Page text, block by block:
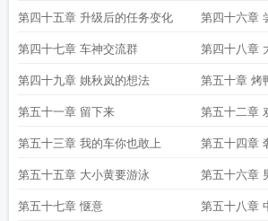
第四十五章 升级后的任务变化 第四十六章
第四十七章 车神交流群 第四十八章
第四十九章 姚秋岚的想法 第五十章 烤
第五十一章 留下来 第五十二章
第五十三章 我的车你也敢上 第五十四章
第五十五章 大小黄要游泳 第五十六章
单
第五十七章 惬意 第五十八章